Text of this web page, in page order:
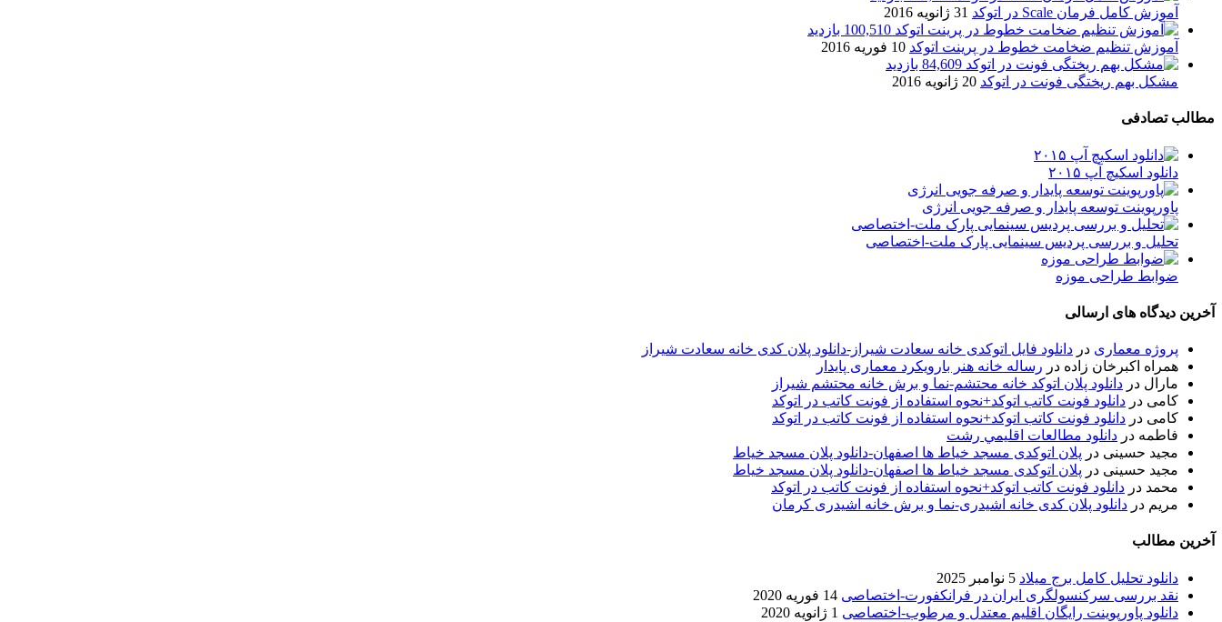
آموزش کامل فرمان Scale در اتوکد
31 ژانویه 2016
100,510 بازدید
آموزش تنظیم ضخامت خطوط در پرینت اتوکد 10 فوریه 2016
84,609 بازدید
مشکل بهم ریختگی فونت در اتوکد 20 ژانویه 2016
مطالب تصادفی
دانلود اسکیچ آپ ۲۰۱۵
پاورپوینت توسعه پایدار و صرفه جویی انرژی
تحلیل و بررسی پردیس سینمایی پارک ملت-اختصاصی
ضوابط طراحی موزه
آخرین دیدگاه های ارسالی
پروژه معماری در دانلود فایل اتوکدی خانه سعادت شیراز-دانلود پلان کدی خانه سعادت شیراز
همراه اکبرخان زاده در رساله خانه هنر بارویکرد معماری پایدار
مارال در دانلود پلان اتوکد خانه محتشم-نما و برش خانه محتشم شیراز
کامی در دانلود فونت کاتب اتوکد+نحوه استفاده از فونت کاتب در اتوکد
کامی در دانلود فونت کاتب اتوکد+نحوه استفاده از فونت کاتب در اتوکد
فاطمه در دانلود مطالعات اقليمي رشت
مجید حسینی در پلان اتوکدی مسجد خیاط ها اصفهان-دانلود پلان مسجد خیاط
مجید حسینی در پلان اتوکدی مسجد خیاط ها اصفهان-دانلود پلان مسجد خیاط
محمد در دانلود فونت کاتب اتوکد+نحوه استفاده از فونت کاتب در اتوکد
مریم در دانلود پلان کدی خانه اشیدری-نما و برش خانه اشیدری کرمان
آخرین مطالب
دانلود تحلیل کامل برج میلاد 5 نوامبر 2025
نقد بررسی سرکنسولگری ایران در فرانکفورت-اختصاصی 14 فوریه 2020
دانلود پاورپوینت رایگان اقلیم معتدل و مرطوب-اختصاصی 1 ژانویه 2020